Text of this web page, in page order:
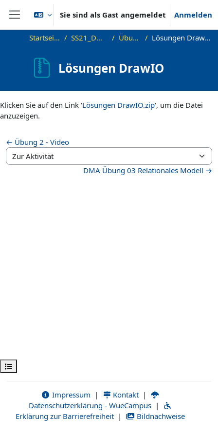
Zum Hauptinhalt
Website-Übersicht
Sie sind als Gast angemeldet Anmelden
Kursindex öffnen
Startseite SS21_DMA Übung Lösungen DrawIO
Lösungen DrawIO
Klicken Sie auf den Link 'Lösungen DrawIO.zip', um die Datei
anzuzeigen.
← Übung 2 - Video
Zur Aktivität
DMA Übung 03 Relationales Modell →
Impressum | Kontakt |
Datenschutzerklärung - WueCampus |
Erklärung zur Barrierefreiheit | Bildnachweise